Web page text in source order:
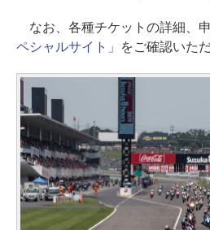
なお、各種チケットの詳細、
ペシャルサイト」
をご確認いた